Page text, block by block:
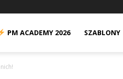
PM ACADEMY 2026 SZABLONY